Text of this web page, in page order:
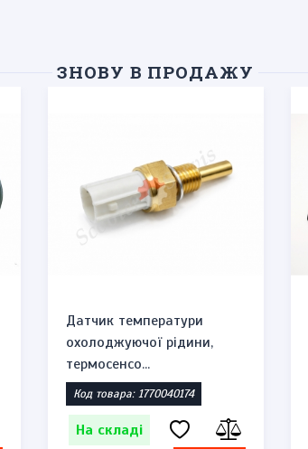
ЗНОВУ В ПРОДАЖУ
Датчик температури
охолоджуючої рідини,
термосенсо...
Код товара: 1770040174
На складі